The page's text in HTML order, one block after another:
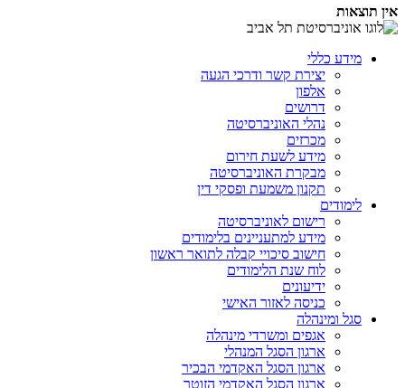
אין תוצאות
מידע כללי
יצירת קשר ודרכי הגעה
אלפון
דרושים
נהלי האוניברסיטה
מכרזים
מידע לשעת חירום
מבקרת האוניברסיטה
תקנון משמעת ופסקי דין
לימודים
רישום לאוניברסיטה
מידע למתעניינים בלימודים
חישוב סיכויי קבלה לתואר ראשון
לוח שנת הלימודים
ידיעונים
כניסה לאזור האישי
סגל ומינהלה
אגפים ומשרדי מינהלה
ארגון הסגל המנהלי
ארגון הסגל האקדמי הבכיר
ארגון הסגל האקדמי הזוטר